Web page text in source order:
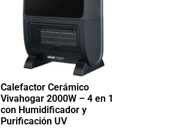
Calefactor Cerámico
Vivahogar 2000W – 4 en 1
con Humidificador y
Purificación UV